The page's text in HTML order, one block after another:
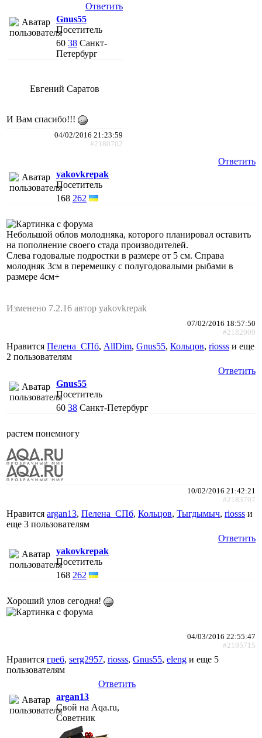
Ответить
Gnus55
Посетитель
60 38 Санкт-
Петербург
Евгений Саратов
И Вам спасибо!!!
04/02/2016 21:23:59
#2180702
Ответить
yakovkrepak
Посетитель
168 262
Небольшой облов молодняка, которого планировал оставить
на пополнение своего стада производителей.
Слева годовалые подростки в размере от 5 см. Справа
молодняк 3см в перемешку с полугодовалыми рыбами в
размере 4см+
Изменено 7.2.16 автор yakovkrepak
07/02/2016 18:57:50
#2182009
Нравится Пелена_СПб, AllDim, Gnus55, Кольцов, riosss и еще
2 пользователям
Ответить
Gnus55
Посетитель
60 38 Санкт-Петербург
растем понемногу
10/02/2016 21:42:21
#2183707
Нравится argan13, Пелена_СПб, Кольцов, Тыгдымыч, riosss и
еще 3 пользователям
Ответить
yakovkrepak
Посетитель
168 262
Хороший улов сегодня!
04/03/2016 22:55:47
#2195715
Нравится греб, serg2957, riosss, Gnus55, eleng и еще 5
пользователям
Ответить
argan13
Свой на Aqa.ru,
Советник